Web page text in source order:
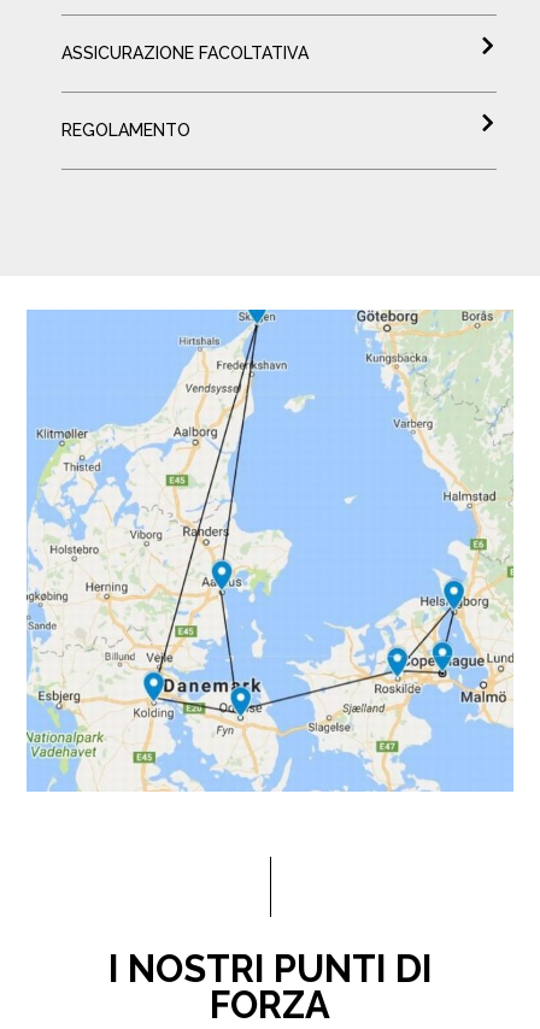
ASSICURAZIONE FACOLTATIVA
REGOLAMENTO
I NOSTRI PUNTI DI
FORZA